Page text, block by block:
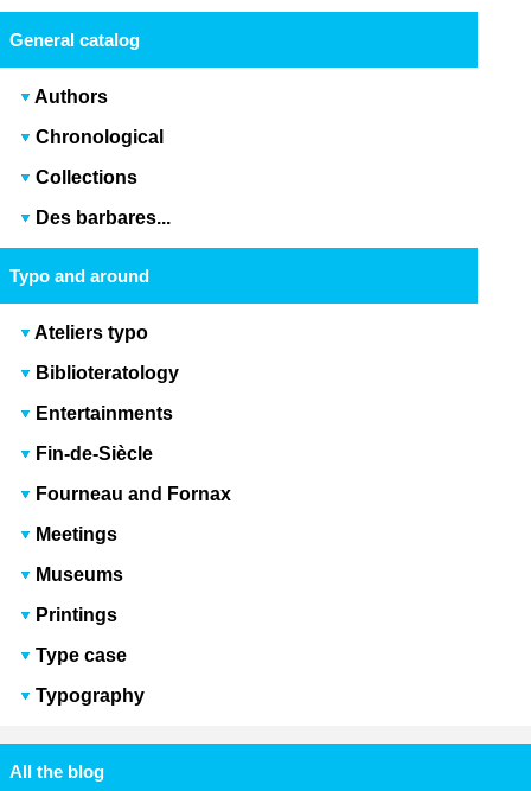
General catalog
Authors
Chronological
Collections
Des barbares...
Typo and around
Ateliers typo
Biblioteratology
Entertainments
Fin-de-Siècle
Fourneau and Fornax
Meetings
Museums
Printings
Type case
Typography
All the blog